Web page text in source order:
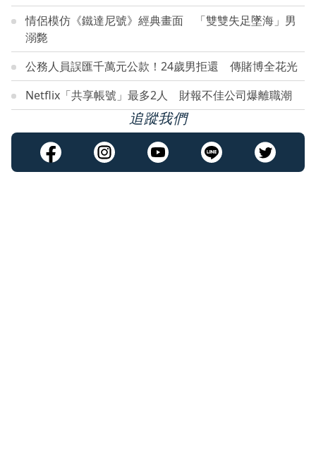
情侶模仿《鐵達尼號》經典畫面 「雙雙失足墜海」男
溺斃
公務人員誤匯千萬元公款！24歲男拒還 傳賭博全花光
Netflix「共享帳號」最多2人 財報不佳公司爆離職潮
追蹤我們